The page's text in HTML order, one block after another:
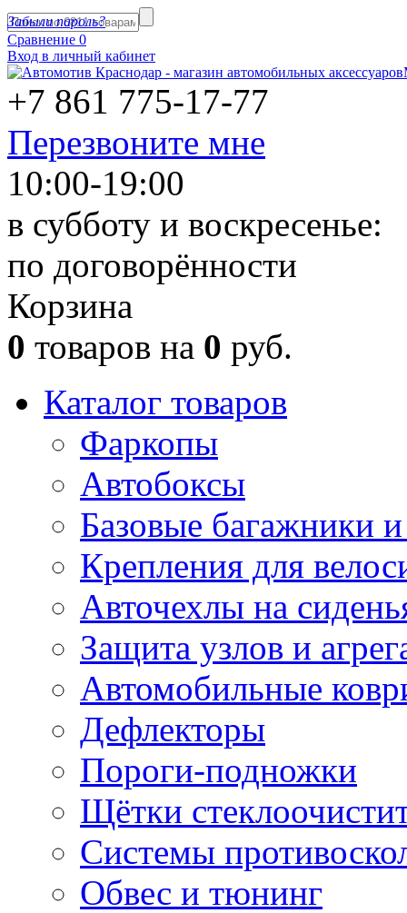
Сравнение 0
Вход в личный кабинет
+7 861 775-17-77
Перезвоните мне
10:00-19:00
в субботу и воскресенье:
по договорённости
Корзина
0 товаров на 0 руб.
Каталог товаров
Фаркопы
Автобоксы
Базовые багажники
Крепления для
Авточехлы на
Защита узлов и
Автомобильные
Дефлекторы
Пороги-подножки
Щётки
Системы
Обвес и тюнинг
Забыли пароль?